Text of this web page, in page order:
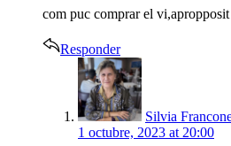
com puc comprar el vi,apropposit
Responder
says:
Silvia
1 octubre, 2023 at 20:00